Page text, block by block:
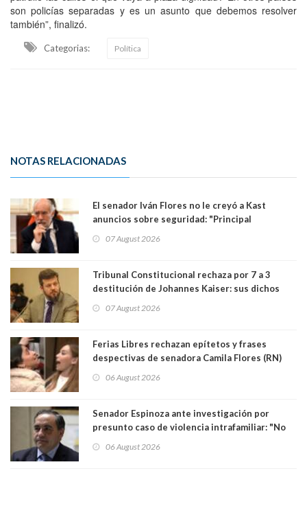
son policías separadas y es un asunto que debemos resolver
también”, finalizó.
Categorias: Política
NOTAS RELACIONADAS
El senador Iván Flores no le creyó a Kast
anuncios sobre seguridad: "Principal
perseguir ruta del dinero y levantar secreto
07 August 2026
Tribunal Constitucional rechaza por 7 a 3
destitución de Johannes Kaiser: sus dichos
justicia constitucional porque no es diputado
07 August 2026
Ferias Libres rechazan epítetos y frases
despectivas de senadora Camila Flores (RN)
06 August 2026
Senador Espinoza ante investigación por
presunto caso de violencia intrafamiliar: "No
antecedentes a Tribunal Supremo
06 August 2026